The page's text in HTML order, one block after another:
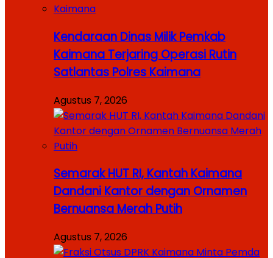
Kendaraan Dinas Milik Pemkab
Kaimana Terjaring Operasi Rutin
Satlantas Polres Kaimana
Agustus 7, 2026
Semarak HUT RI, Kantah Kaimana
Dandani Kantor dengan Ornamen
Bernuansa Merah Putih
Agustus 7, 2026